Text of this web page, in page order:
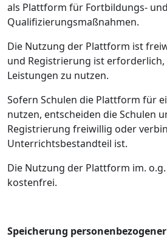
als Plattform für Fortbildungs- und
Qualifizierungsmaßnahmen.
Die Nutzung der Plattform ist
und Registrierung ist erforderlich,
Leistungen zu nutzen.
Sofern Schulen die Plattform für
nutzen, entscheiden die Schulen
Registrierung freiwillig oder
Unterrichtsbestandteil ist.
Die Nutzung der Plattform im.
kostenfrei.
Speicherung